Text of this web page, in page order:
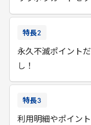
特長2
永久不滅ポイント
し！
特長3
利用明細やポイン